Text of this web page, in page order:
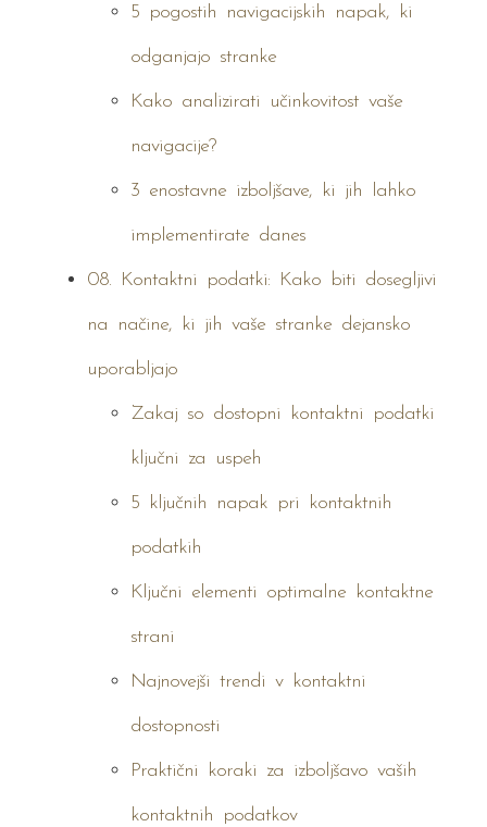
5 pogostih navigacijskih napak, ki
odganjajo stranke
Kako analizirati učinkovitost vaše
navigacije?
3 enostavne izboljšave, ki jih lahko
implementirate danes
08. Kontaktni podatki: Kako biti dosegljivi
na načine, ki jih vaše stranke dejansko
uporabljajo
Zakaj so dostopni kontaktni podatki
ključni za uspeh
5 ključnih napak pri kontaktnih
podatkih
Ključni elementi optimalne kontaktne
strani
Najnovejši trendi v kontaktni
dostopnosti
Praktični koraki za izboljšavo vaših
kontaktnih podatkov